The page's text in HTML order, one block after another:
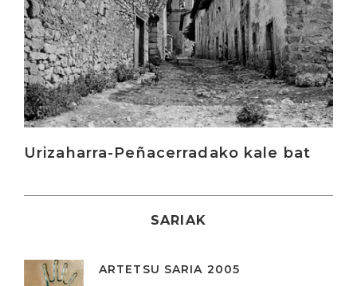
Urizaharra-Peñacerradako kale bat
SARIAK
ARTETSU SARIA 2005